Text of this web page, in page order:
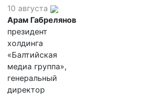
10 августа
Арам Габрелянов
президент
холдинга
«Балтийская
медиа группа»,
генеральный
директор